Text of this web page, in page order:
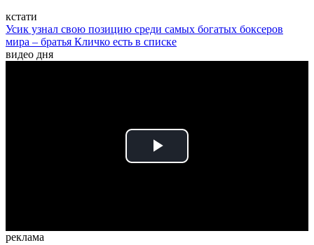
кстати
Усик узнал свою позицию среди самых богатых боксеров
мира – братья Кличко есть в списке
видео дня
Play
реклама